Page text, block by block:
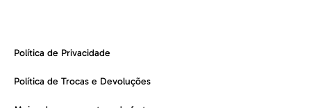
Política de Privacidade
Política de Trocas e Devoluções